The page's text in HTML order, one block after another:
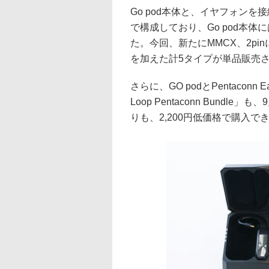
Go pod本体と、イヤフォンを
で構成しており、Go pod本体
た。今回、新たにMMCX、
を加えた計5タイプが単品販売
さらに、GO podとPentaconn
Loop Pentaconn Bundle」も、
りも、2,200円低価格で購入で